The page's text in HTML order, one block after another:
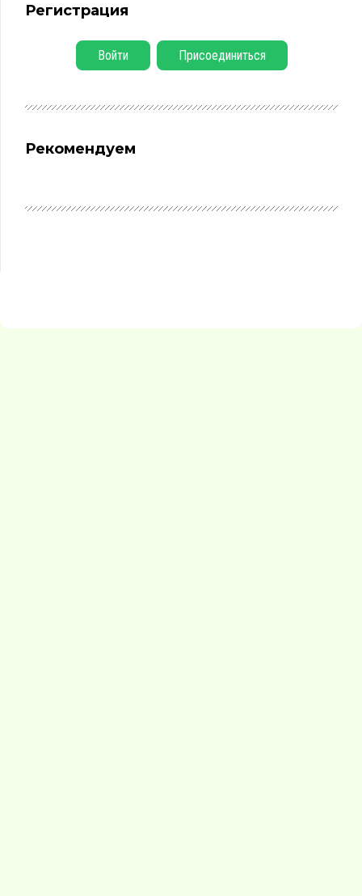
Регистрация
Войти Присоединиться
Рекомендуем